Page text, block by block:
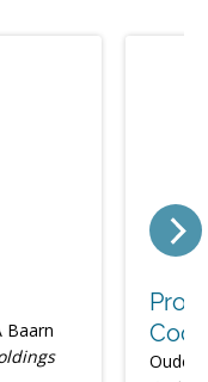
Baarn
Oude